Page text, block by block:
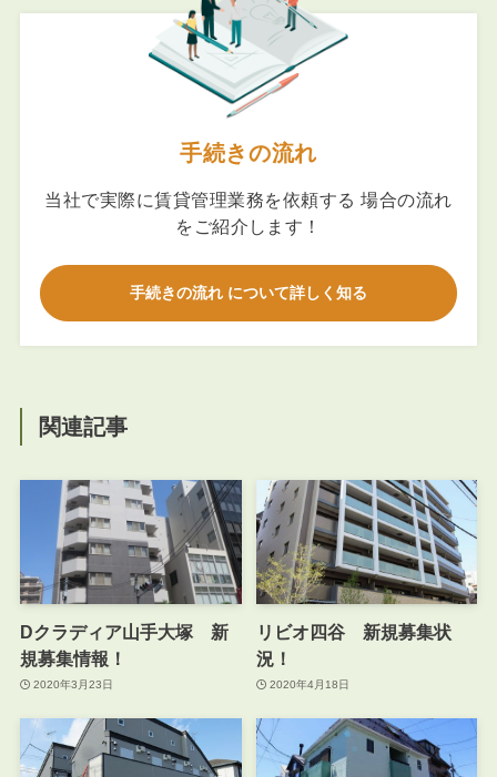
手続きの流れ
当社で実際に賃貸管理業務を依頼する 場合の流れ
をご紹介します！
手続きの流れ について詳しく知る
関連記事
Dクラディア山手大塚 新
規募集情報！
2020年3月23日
リビオ四谷 新規募集状
況！
2020年4月18日